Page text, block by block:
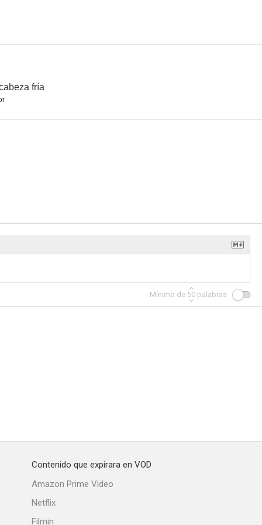
fría
Mínimo de 50 palabras
Contenido que expirara en VOD
Amazon Prime Video
Netflix
Filmin